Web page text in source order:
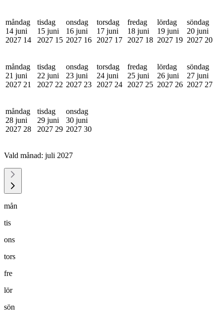
måndag
14 juni
2027 14
tisdag
15 juni
2027 15
onsdag
16 juni
2027 16
torsdag
17 juni
2027 17
fredag
18 juni
2027 18
lördag
19 juni
2027 19
söndag
20 juni
2027 20
måndag
21 juni
2027 21
tisdag
22 juni
2027 22
onsdag
23 juni
2027 23
torsdag
24 juni
2027 24
fredag
25 juni
2027 25
lördag
26 juni
2027 26
söndag
27 juni
2027 27
måndag
28 juni
2027 28
tisdag
29 juni
2027 29
onsdag
30 juni
2027 30
Vald månad: juli 2027
mån
tis
ons
tors
fre
lör
sön